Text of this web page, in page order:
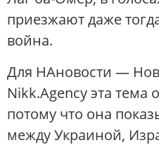
приезжают даже
война.
Для НАновости —
Nikk.Agency эта тема
потому что она
между Украиной,